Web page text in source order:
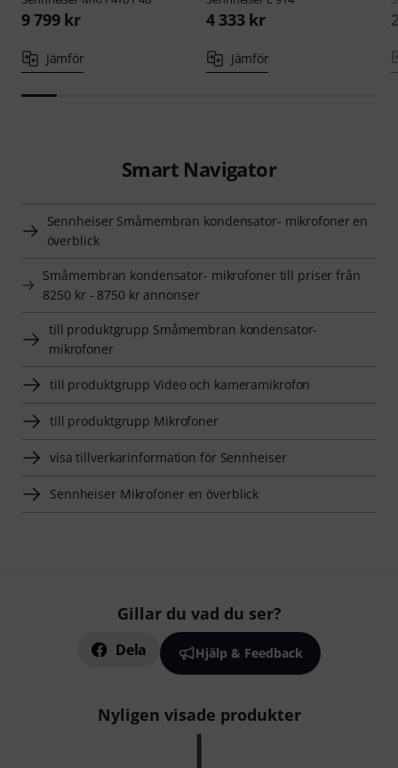
9 799 kr
Jämför
4 333 kr
Jämför
Smart Navigator
Sennheiser Småmembran kondensator- mikrofoner en
överblick
Småmembran kondensator- mikrofoner till priser från
8250 kr - 8750 kr annonser
till produktgrupp Småmembran kondensator-
mikrofoner
till produktgrupp Video och kameramikrofon
till produktgrupp Mikrofoner
visa tillverkarinformation för Sennheiser
Sennheiser Mikrofoner en överblick
Gillar du vad du ser?
Dela Hjälp & Feedback
Nyligen visade produkter